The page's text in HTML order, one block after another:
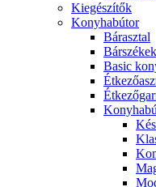
Kiegészítők
Konyhabútor
Bárasztal
Bárszékek
Basic